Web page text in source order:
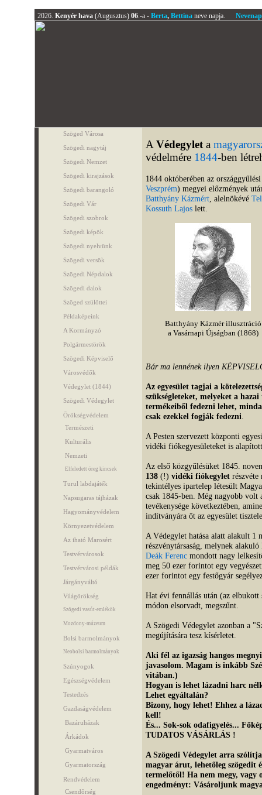
2026. Kenyér hava (Augusztus) 06.-a - Berta, Bettinaneve napja.
Szöged Városa
Szögedi nagytáj
Szögedi Nemzet
Szögedi kirajzások
Szögedi barangoló
Szögedi Vár
Szögedi szobrok
Szögedi képök
Szögedi nyelvünk
Szögedi versök
Szögedi Népdalok
Szögedi dalok
Szöged szülöttei
Példaképeink
A Kormányzó
Polgármestörök
Szögedi Képviselő
Városvédők
Védegylet (1844)
Szögedi Védegylet
Örökségvédelem
Természeti
Kulturális
Nemzeti
Elfeledett öreg kincsek
Turul labdajáték
Napsugaras tájházak
Hagyományvédelem
Környezetvédelem
Az iható Marosért
Testvérvárosok
Testvérvárosi példák
Járgányváltó
Világörökség
Szögedi vasút-emlékök
Mozdony-múzeum
Bolsi barmolmányok
Neobolsi barmolmányok
Szúnyogok
Egészségvédelem
Testedzés
Gazdaságvédelem
Bazáruházak
Árkádok
Gyarmatváros
Gyarmatország
Rendvédelem
Csendőrség
A Védegyleta
védelmére 1844-ben
1844 októberében az
Veszprém) megyei előzmények
Batthyány Kázmért, alelnökévé
Kossuth Lajoslett.
Batthyány Kázmér illusztráció
a Vasárnapi Újságban (1868)
Bár ma lennének ilyen
Az egyesület tagjai a
szükségleteket, melyeket a
termékeiből fedezni lehet,
csak ezekkel fogják fedezni
A Pesten szervezett központi
vidéki fiókegyesületeket is
Az első közgyűlésüket 1845.
138(!) vidéki fiókegyletrészvéte
tekintélyes ipartelep létesült
csak 1845-ben. Még nagyobb volt
tevékenysége következtében,
indítványára őt az egyesület
A Védegylet hatása alatt alakult
részvénytársaság, melynek
Deák Ferencmondott nagy
meg 50 ezer forintot egy
ezer forintot egy festőgyár
Hat évi fennállás után (az elbukott
módon elsorvadt, megszűnt.
A Szögedi Védegylet azonban a
megújítására tesz kísérletet.
Aki fél az igazság hangos
javasolom. Magam is inkább
vitában.)
Hogyan is lehet lázadni harc
Lehet egyáltalán?
Bizony, hogy lehet! Ehhez a
kell!
És... Sok-sok odafigyelés...
TUDATOS VÁSÁRLÁS !
A Szögedi Védegylet arra
magyar árut, lehetőleg szögedit
termelőtől! Ha nem megy,
engedményt: Vásároljunk